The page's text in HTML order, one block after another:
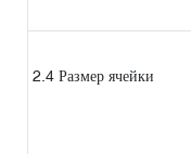
2.4 Размер ячейки